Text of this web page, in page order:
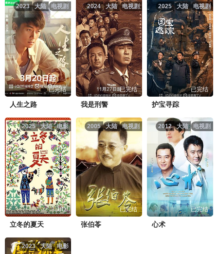
电视剧
大陆
2023
已完结
人生之路
电视剧
大陆
2024
已完结
我是刑警
电视剧
大陆
2025
已完结
护宝寻踪
电影
大陆
2025
HD
立冬的夏天
电视剧
大陆
2005
已完结
张伯苓
电视剧
大陆
2012
已完结
心术
电影
大陆
2023